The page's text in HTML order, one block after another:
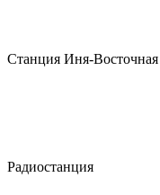
Станция Иня-Восточная
Радиостанция